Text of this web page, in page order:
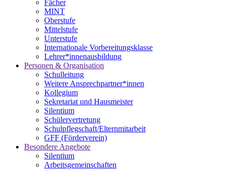
Fächer
MINT
Oberstufe
Mittelstufe
Unterstufe
Internationale Vorbereitungsklasse
Lehrer*innenausbildung
Personen & Organisation
Schulleitung
Weitere Ansprechpartner*innen
Kollegium
Sekretariat und Hausmeister
Silentium
Schülervertretung
Schulpflegschaft/Elternmitarbeit
GFF (Förderverein)
Besondere Angebote
Silentium
Arbeitsgemeinschaften